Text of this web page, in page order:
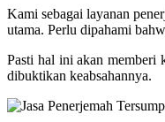
Kami sebagai layanan
utama. Perlu dipahami
Pasti hal ini akan memberi
dibuktikan keabsahannya.